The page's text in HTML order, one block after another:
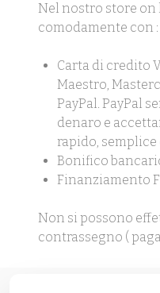
Nel nostro store on
comodamente con :
Carta di credito
Maestro,
PayPal. PayPal
denaro e
rapido, semplice
Bonifico
Finanziamento
Non si possono
contrassegno (